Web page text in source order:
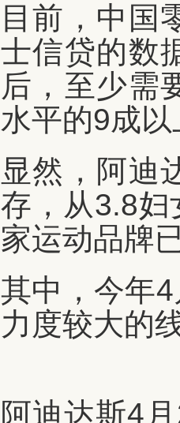
目前，中国
士信贷的数
后，至少需
水平的9成以
显然，阿迪
存，从3.8妇
家运动品牌
其中，今年
力度较大的
阿迪达斯4